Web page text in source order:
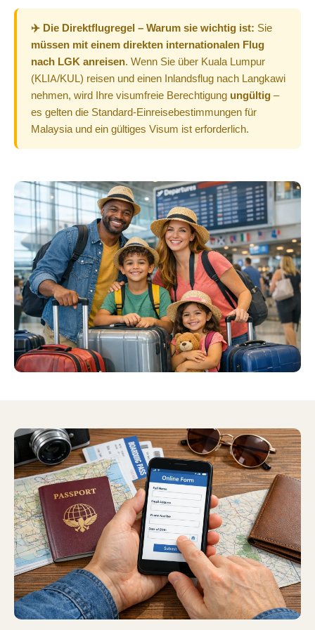
✈️ Die Direktflugregel – Warum sie wichtig ist: Sie
müssen mit einem direkten internationalen Flug
nach LGK anreisen. Wenn Sie über Kuala Lumpur
(KLIA/KUL) reisen und einen Inlandsflug nach Langkawi
nehmen, wird Ihre visumfreie Berechtigung ungültig –
es gelten die Standard-Einreisebestimmungen für
Malaysia und ein gültiges Visum ist erforderlich.